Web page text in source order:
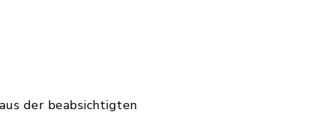
der beabsichtigten